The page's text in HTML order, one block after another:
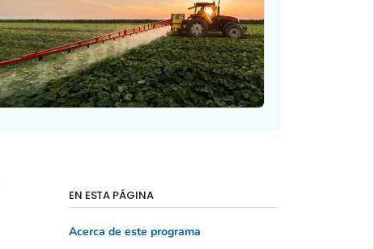
EN ESTA PÁGINA
Acerca de este programa